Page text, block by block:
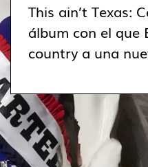
This ain’t Texas:
álbum con el que
country a una